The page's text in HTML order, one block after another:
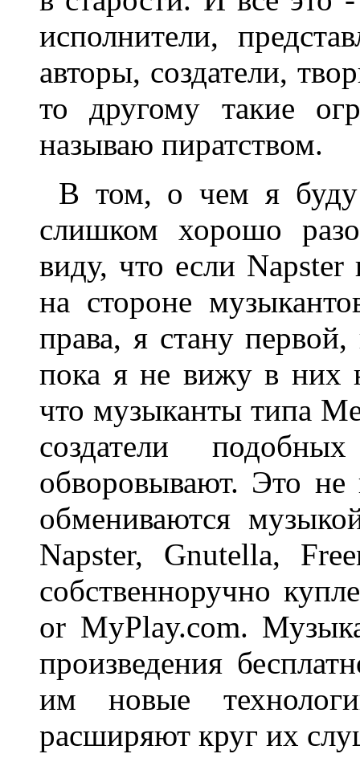
исполнители,
авторы, создатели,
то другому такие
называю пиратством.
В том, о чем я буду
слишком хорошо
виду, что если
на стороне
права, я стану
пока я не вижу в них
что музыканты типа
создатели
обворовывают. Это не
обмениваются
Napster, Gnutella,
собственноручно
or MyPlay.com.
произведения
им новые
расширяют круг их